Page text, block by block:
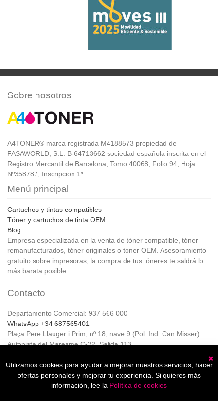
Sobre nosotros
A4TONER® marca registrada M4188573 propiedad de
FASAWORLD, S.L. B-64713662 sociedad española inscrita en el
Registro Mercantil de Barcelona, Tomo 40068, Folio 94, Hoja
Nº358787, Inscripción 1ª
Menú principal
Cartuchos y tintas compatibles
Tóner y cartuchos de tinta OEM
Blog
Empresa especializada en la venta de tóner compatible, tóner
remanufacturados, tóner originales o tóner OEM. Asesoramiento
gratuito sobre impresoras, la compra de tus tóneres te saldrá lo
más barata posible.
Contacto
Departamento Comercial: 937 566 000
WhatsApp +34 687565401
Plaça Pere Llauger i Prim, nº 18, nave 9 (Pol. Ind. Can Misser)
Autopista del Maresme C-32, Salida 113
Horario de Atención al cliente:
De lunes a jueves de 8:00 a 17:00,
Viernes de 8:00 a 15:00
Utilizamos cookies para ayudar a mejorar nuestros servicios, hacer
ofertas personales y mejorar tu experiencia. Si quieres más
información, lee la Política de cookies